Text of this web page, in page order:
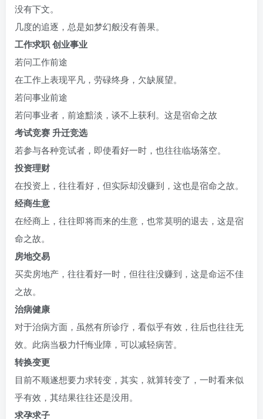
没有下文。
几度的追逐，总是如梦幻般没有善果。
工作求职 创业事业
若问工作前途
在工作上表现平凡，劳碌终身，欠缺展望。
若问事业前途
若问事业者，前途黯淡，谈不上获利。这是宿命之故
考试竞赛 升迁竞选
若参与各种竞试者，即使看好一时，也往往临场落空。
投资理财
在投资上，往往看好，但实际却没赚到，这也是宿命之故。
经商生意
在经商上，往往即将而来的生意，也常莫明的退去，这是宿
命之故。
房地交易
买卖房地产，往往看好一时，但往往没赚到，这是命运不佳
之故。
治病健康
对于治病方面，虽然有所诊疗，看似乎有效，往后也往往无
效。此病当极力忏悔业障，可以减轻病苦。
转换变更
目前不顺遂想要力求转变，其实，就算转变了，一时看来似
乎有效，其结果往往还是没用。
求孕求子